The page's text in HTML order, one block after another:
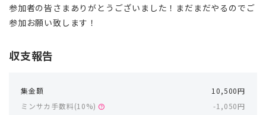
参加者の皆さまありがとうございました！まだまだやるのでご
参加お願い致します！
収支報告
集金額
10,500円
ミンサカ手数料(10%) help
-1,050円